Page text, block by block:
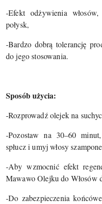
-Efekt odżywienia
połysk,
-Bardzo dobrą tolerancję
do jego stosowania.
Sposób użycia:
-Rozprowadź olejek na
-Pozostaw na 30–60
spłucz i umyj włosy
-Aby wzmocnić efekt
Mawawo Olejku do Włosów
-Do zabezpieczenia